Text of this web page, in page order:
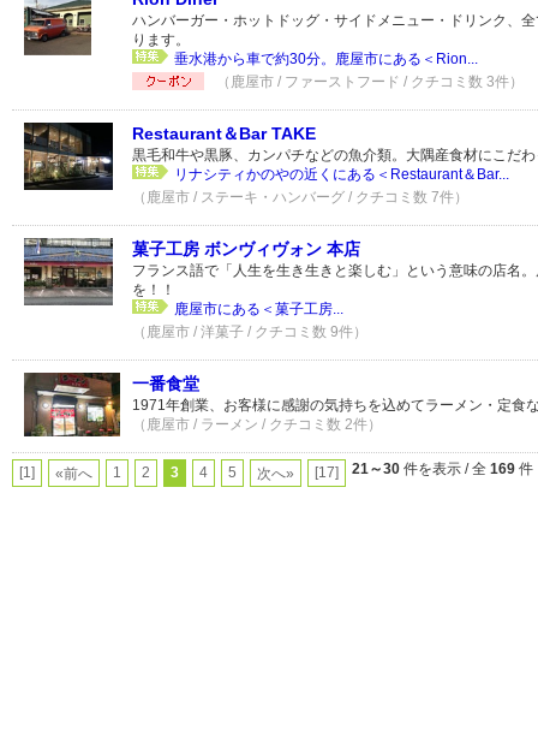
ハンバーガー・ホットドッグ・サイドメニュー・ドリンク、
ります。
垂水港から車で約30分。鹿屋市にある＜Rion...
（鹿屋市 / ファーストフード / クチコミ数 3件）
Restaurant＆Bar TAKE
黒毛和牛や黒豚、カンパチなどの魚介類。大隅産食材にこだ
リナシティかのやの近くにある＜Restaurant＆Bar...
（鹿屋市 / ステーキ・ハンバーグ / クチコミ数 7件）
菓子工房 ボンヴィヴォン 本店
フランス語で「人生を生き生きと楽しむ」という意味の店名
を！！
鹿屋市にある＜菓子工房...
（鹿屋市 / 洋菓子 / クチコミ数 9件）
一番食堂
1971年創業、お客様に感謝の気持ちを込めてラーメン・定食
（鹿屋市 / ラーメン / クチコミ数 2件）
[1] «前へ 1 2 3 4 5 次へ» [17] 21～30 件を表示 / 全 169 件